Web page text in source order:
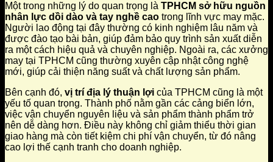
Một trong những lý do quan trọng là TPHCM sở hữu nguồn
nhân lực dồi dào và tay nghề cao trong lĩnh vực may mặc.
Người lao động tại đây thường có kinh nghiệm lâu năm và
được đào tạo bài bản, giúp đảm bảo quy trình sản xuất diễn
ra một cách hiệu quả và chuyên nghiệp. Ngoài ra, các xưởng
may tại TPHCM cũng thường xuyên cập nhật công nghệ
mới, giúp cải thiện năng suất và chất lượng sản phẩm.
Bên cạnh đó, vị trí địa lý thuận lợi của TPHCM cũng là một
yếu tố quan trọng. Thành phố nằm gần các cảng biển lớn,
việc vận chuyển nguyên liệu và sản phẩm thành phẩm trở
nên dễ dàng hơn. Điều này không chỉ giảm thiểu thời gian
giao hàng mà còn tiết kiệm chi phí vận chuyển, từ đó nâng
cao lợi thế cạnh tranh cho doanh nghiệp.